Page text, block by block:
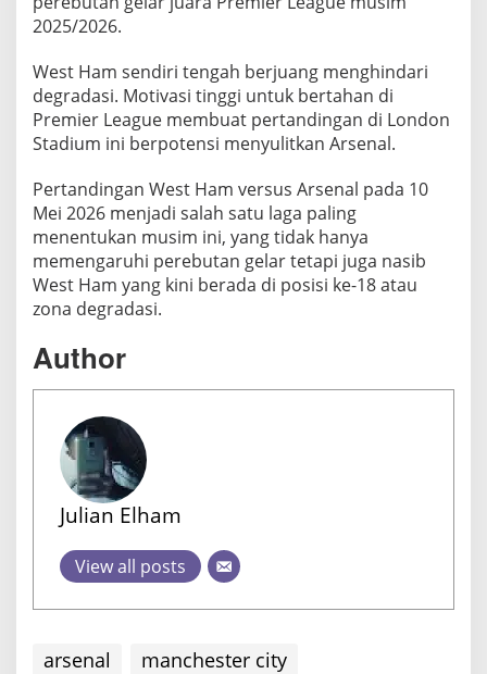
2025/2026.
West Ham sendiri tengah berjuang menghindari
degradasi. Motivasi tinggi untuk bertahan di
Premier League membuat pertandingan di London
Stadium ini berpotensi menyulitkan Arsenal.
Pertandingan West Ham versus Arsenal pada 10
Mei 2026 menjadi salah satu laga paling
menentukan musim ini, yang tidak hanya
memengaruhi perebutan gelar tetapi juga nasib
West Ham yang kini berada di posisi ke-18 atau
zona degradasi.
Author
Julian Elham
View all posts
arsenal
manchester city